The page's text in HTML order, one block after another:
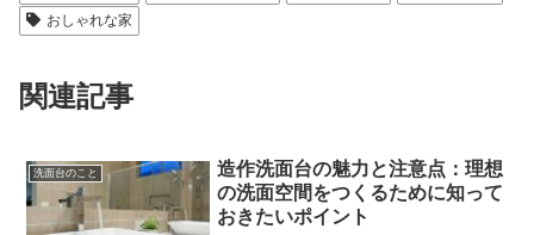
おしゃれな家
関連記事
洗面台のこと
造作洗面台の魅力と注意点：理想
の洗面空間をつくるために知って
おきたいポイント